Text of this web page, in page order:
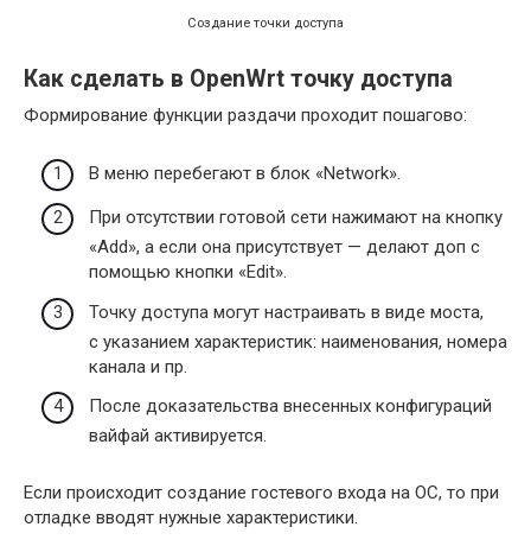
Создание точки доступа
Как сделать в OpenWrt точку доступа
Формирование функции раздачи проходит пошагово:
В меню перебегают в блок «Network».
При отсутствии готовой сети нажимают на кнопку
«Add», а если она присутствует — делают доп с
помощью кнопки «Edit».
Точку доступа могут настраивать в виде моста,
с указанием характеристик: наименования, номера
канала и пр.
После доказательства внесенных конфигураций
вайфай активируется.
Если происходит создание гостевого входа на ОС, то при
отладке вводят нужные характеристики.